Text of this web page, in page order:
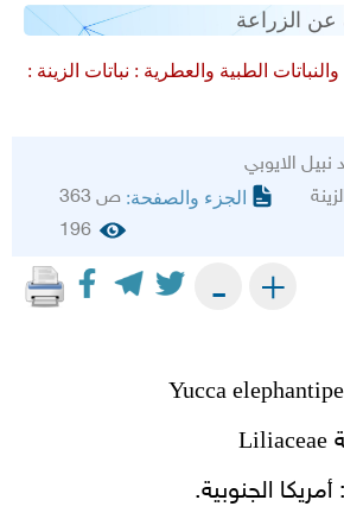
عن الزراعة
والنباتات الطبية والعطرية : نباتات الزينة :
الايوبي
الجزء والصفحة: ص 363
196
+
-
Yucca
Liliaceae
الجنوبية.